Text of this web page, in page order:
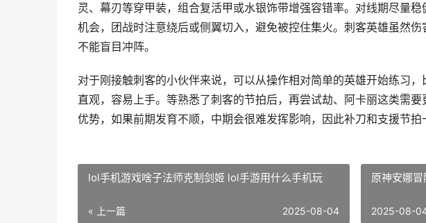
灵、幕刃等穿甲装，组合复活甲或水银饰带增强容错率。对线期尽量
机会，团战时注意绕后或侧翼切入，避免被控住集火。刺客英雄虽然伤
不能盲目冲阵。
对于刚接触刺客的小伙伴来说，可以从操作相对简单的英雄开始练习
直观，容易上手。等熟悉了刺客的节拍后，再尝试劫、阿卡丽这类需
优势，如果前期发育不顺，中期会很难发挥影响，因此补刀和支援节拍
lol手机游戏啥子法师克制剑姬 lol手游用什么手机玩
« 上一篇 2025-08-04
原神安娜
2025-08-